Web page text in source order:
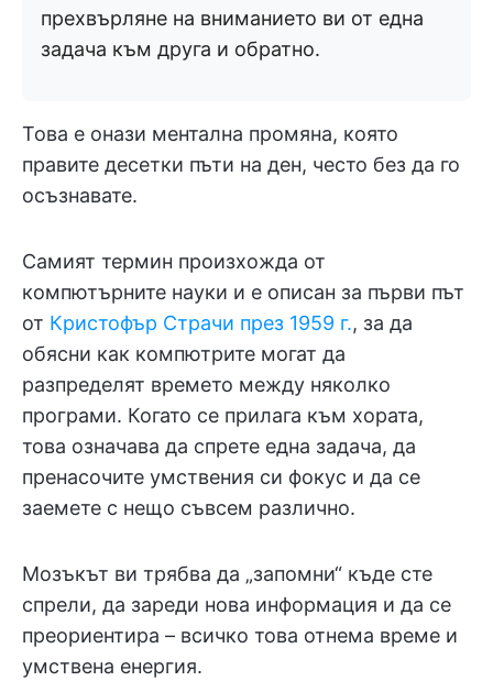
прехвърляне на вниманието ви от една
задача към друга и обратно.
Това е онази ментална промяна, която
правите десетки пъти на ден, често без да го
осъзнавате.
Самият термин произхожда от
компютърните науки и е описан за първи път
от Кристофър Страчи през 1959 г., за да
обясни как компютрите могат да
разпределят времето между няколко
програми. Когато се прилага към хората,
това означава да спрете една задача, да
пренасочите умствения си фокус и да се
заемете с нещо съвсем различно.
Мозъкът ви трябва да „запомни“ къде сте
спрели, да зареди нова информация и да се
преориентира – всичко това отнема време и
умствена енергия.